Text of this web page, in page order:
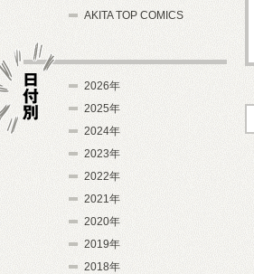
AKITA TOP COMICS
2026年
2025年
2024年
2023年
2022年
2021年
2020年
2019年
2018年